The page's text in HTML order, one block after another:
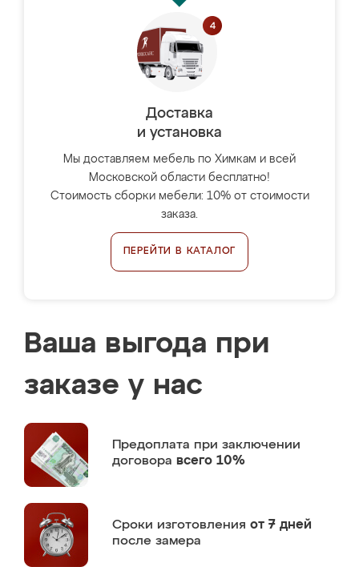
Доставка
и установка
Мы доставляем мебель по Химкам и всей
Московской области бесплатно!
Стоимость сборки мебели: 10% от стоимости
заказа.
ПЕРЕЙТИ В КАТАЛОГ
Ваша выгода при
заказе у нас
Предоплата при заключении
договора всего 10%
Сроки изготовления от 7 дней
после замера